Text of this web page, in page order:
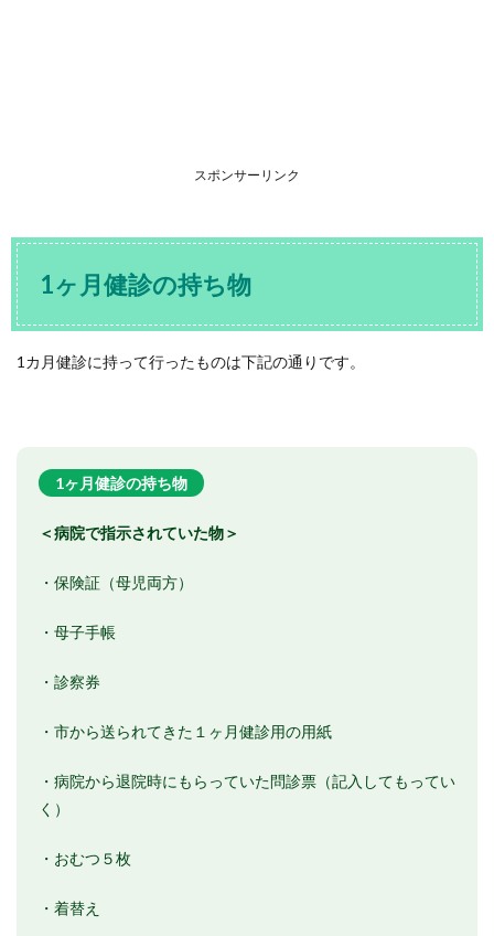
スポンサーリンク
1ヶ月健診の持ち物
1カ月健診に持って行ったものは下記の通りです。
1ヶ月健診の持ち物
＜病院で指示されていた物＞
・保険証（母児両方）
・母子手帳
・診察券
・市から送られてきた１ヶ月健診用の用紙
・病院から退院時にもらっていた問診票（記入してもってい
く）
・おむつ５枚
・着替え